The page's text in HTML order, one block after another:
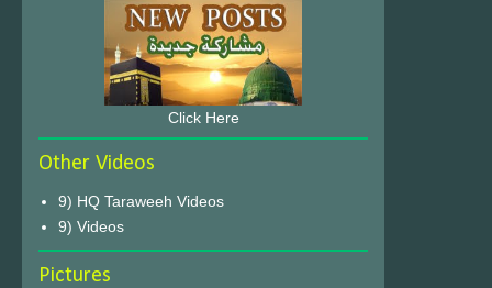
Click Here
Other Videos
9) HQ Taraweeh Videos
9) Videos
Pictures